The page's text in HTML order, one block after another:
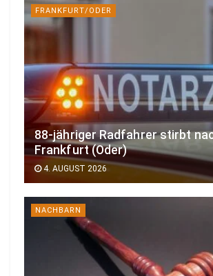
FRANKFURT/ODER
88-jähriger Radfahrer stirbt
Frankfurt (Oder)
4. AUGUST 2026
NACHBARN